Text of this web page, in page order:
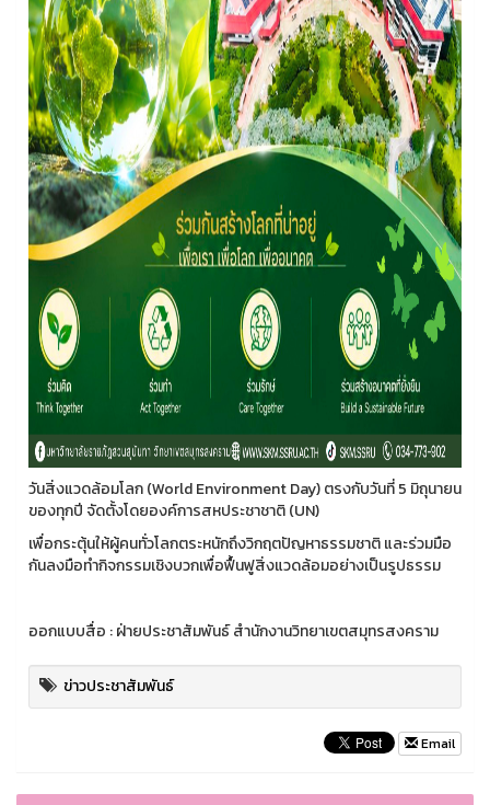
วันสิ่งแวดล้อมโลก (World Environment Day) ตรงกับวันที่ 5 มิถุนายน
ของทุกปี จัดตั้งโดยองค์การสหประชาชาติ (UN)
เพื่อกระตุ้นให้ผู้คนทั่วโลกตระหนักถึงวิกฤตปัญหาธรรมชาติ และร่วมมือ
กันลงมือทำกิจกรรมเชิงบวกเพื่อฟื้นฟูสิ่งแวดล้อมอย่างเป็นรูปธรรม
ออกแบบสื่อ : ฝ่ายประชาสัมพันธ์ สำนักงานวิทยาเขตสมุทรสงคราม
ข่าวประชาสัมพันธ์
Email